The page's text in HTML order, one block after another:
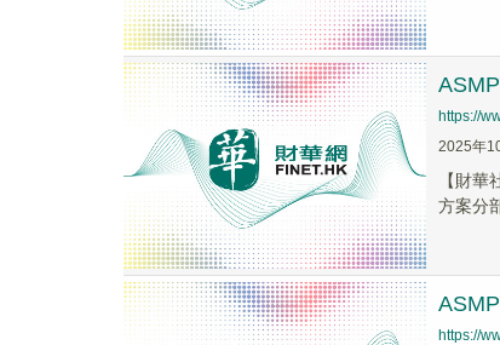
https://
2025年
【財
方案分
https://